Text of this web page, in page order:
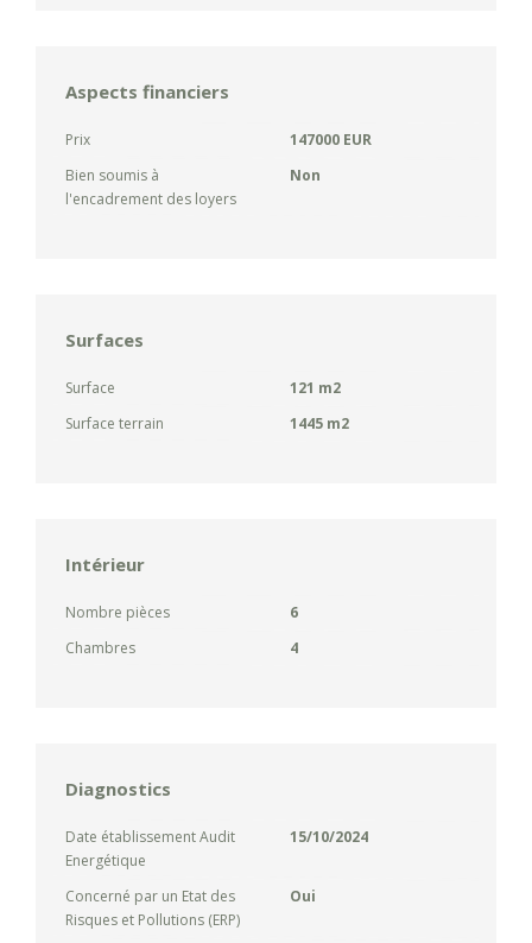
Aspects financiers
Prix
147000 EUR
Bien soumis à
l'encadrement des loyers
Non
Surfaces
Surface
121 m2
Surface terrain
1445 m2
Intérieur
Nombre pièces
6
Chambres
4
Diagnostics
Date établissement Audit
Energétique
15/10/2024
Concerné par un Etat des
Risques et Pollutions (ERP)
Oui